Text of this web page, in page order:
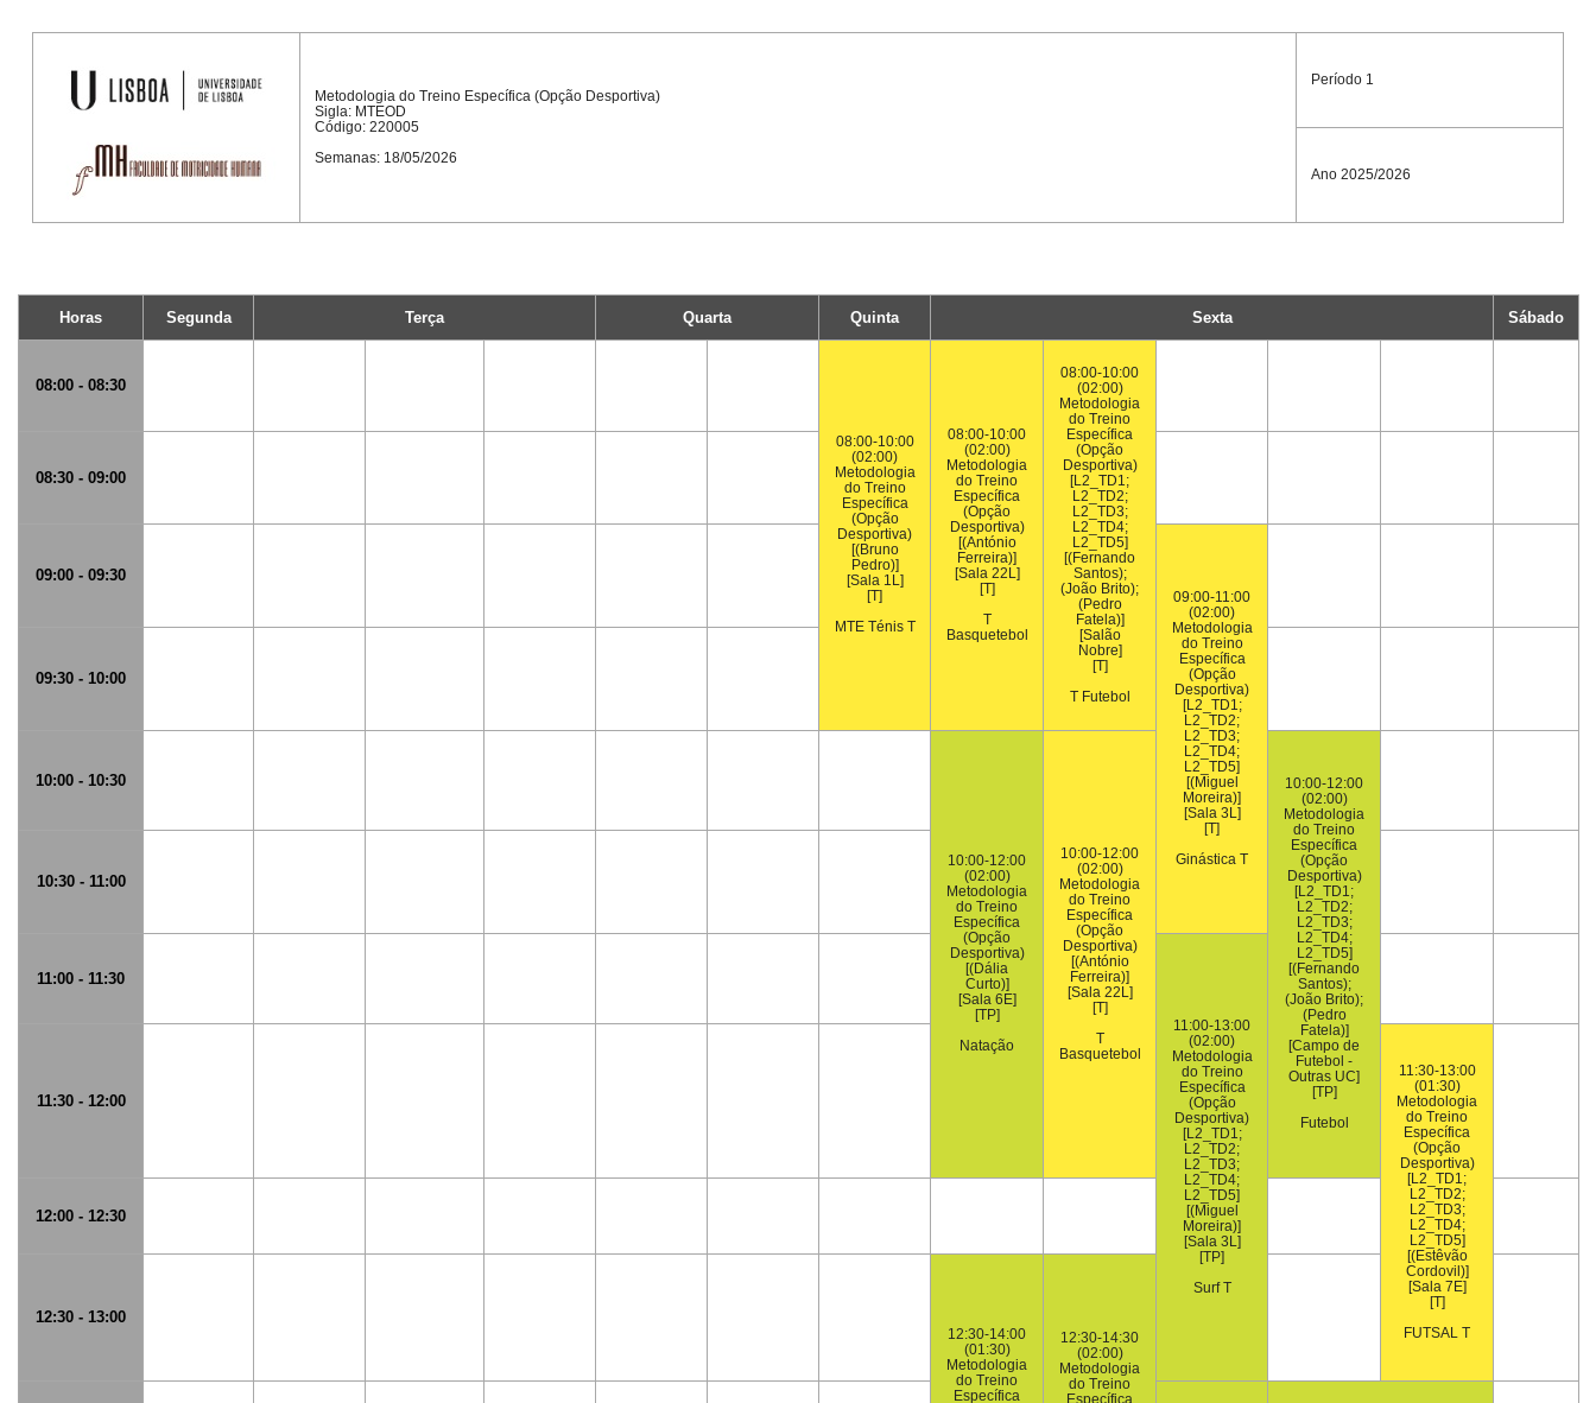
Metodologia do Treino Específica (Opção Desportiva)
Sigla: MTEOD
Código: 220005
Semanas: 18/05/2026
Período 1
Ano 2025/2026
Horas Segunda Terça Quarta Quinta Sexta Sábado
08:00 - 08:30
08:00-10:00
(02:00)
Metodologia
do Treino
Específica
(Opção
Desportiva)
[(Bruno
Pedro)]
[Sala 1L]
[T]
MTE Ténis T
08:00-10:00
(02:00)
Metodologia
do Treino
Específica
(Opção
Desportiva)
[(António
Ferreira)]
[Sala 22L]
[T]
T
Basquetebol
08:00-10:00
(02:00)
Metodologia
do Treino
Específica
(Opção
Desportiva)
[L2_TD1;
L2_TD2;
L2_TD3;
L2_TD4;
L2_TD5]
[(Fernando
Santos);
(João Brito);
(Pedro
Fatela)]
[Salão
Nobre]
[T]
T Futebol
08:30 - 09:00
09:00 - 09:30
09:00-11:00
(02:00)
Metodologia
do Treino
Específica
(Opção
Desportiva)
[L2_TD1;
L2_TD2;
L2_TD3;
L2_TD4;
L2_TD5]
[(Miguel
Moreira)]
[Sala 3L]
[T]
Ginástica T
09:30 - 10:00
10:00 - 10:30
10:00-12:00
(02:00)
Metodologia
do Treino
Específica
(Opção
Desportiva)
[(Dália
Curto)]
[Sala 6E]
[TP]
Natação
10:00-12:00
(02:00)
Metodologia
do Treino
Específica
(Opção
Desportiva)
[(António
Ferreira)]
[Sala 22L]
[T]
T
Basquetebol
10:00-12:00
(02:00)
Metodologia
do Treino
Específica
(Opção
Desportiva)
[L2_TD1;
L2_TD2;
L2_TD3;
L2_TD4;
L2_TD5]
[(Fernando
Santos);
(João Brito);
(Pedro
Fatela)]
[Campo de
Futebol -
Outras UC]
[TP]
Futebol
10:30 - 11:00
11:00 - 11:30
11:00-13:00
(02:00)
Metodologia
do Treino
Específica
(Opção
Desportiva)
[L2_TD1;
L2_TD2;
L2_TD3;
L2_TD4;
L2_TD5]
[(Miguel
Moreira)]
[Sala 3L]
[TP]
Surf T
11:30 - 12:00
11:30-13:00
(01:30)
Metodologia
do Treino
Específica
(Opção
Desportiva)
[L2_TD1;
L2_TD2;
L2_TD3;
L2_TD4;
L2_TD5]
[(Estêvão
Cordovil)]
[Sala 7E]
[T]
FUTSAL T
12:00 - 12:30
12:30 - 13:00
12:30-14:00
(01:30)
Metodologia
do Treino
Específica
12:30-14:30
(02:00)
Metodologia
do Treino
Específica